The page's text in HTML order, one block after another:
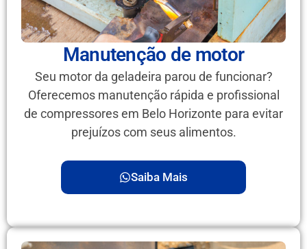
Manutenção de motor
Seu motor da geladeira parou de funcionar?
Oferecemos manutenção rápida e profissional
de compressores em Belo Horizonte para evitar
prejuízos com seus alimentos.
Saiba Mais